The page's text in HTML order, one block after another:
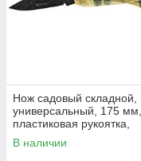
Нож садовый складной,
универсальный, 175 мм,
пластиковая рукоятка,
Palisad
В наличии